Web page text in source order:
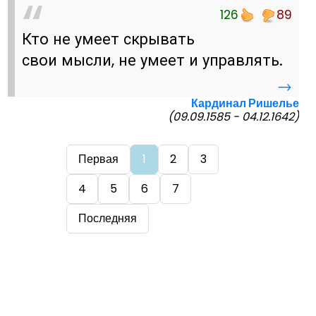
126 89
Кто не умеет скрывать
свои мысли, не умеет и управлять.
→
Кардинал Ришелье
(09.09.1585 - 04.12.1642)
Первая 1 2
3
4
5 6
7
Последняя